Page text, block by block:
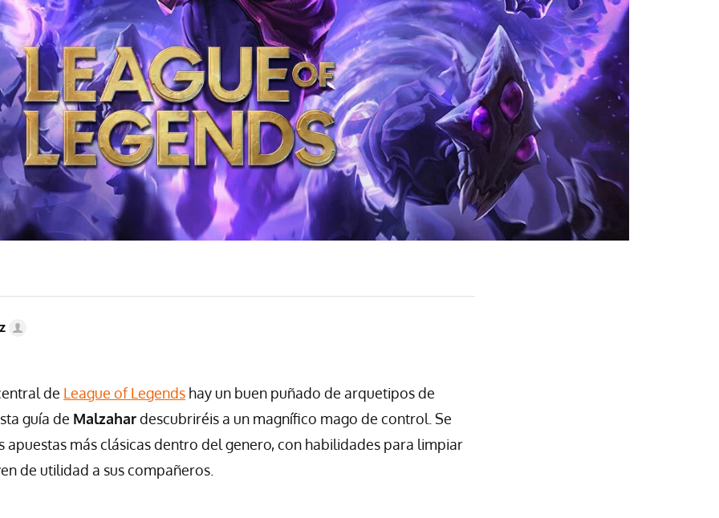
de League of Legends hay un buen puñado de arquetipos de
guía de Malzahardescubriréis a un magnífico mago de control. Se
apuestas más clásicas dentro del genero, con habilidades para limpiar
de utilidad a sus compañeros.